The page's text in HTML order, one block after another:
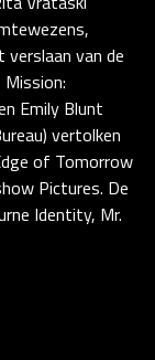
verslaan van de
Mission:
Emily Blunt
vertolken
of Tomorrow
Pictures. De
Identity, Mr.